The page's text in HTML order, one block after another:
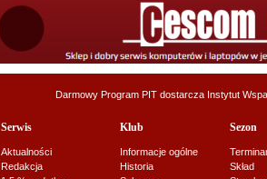
Darmowy Program PIT dostarcza Instytut
Serwis
Aktualności
Redakcja
Klub
Informacje ogólne
Historia
Sezon
Skład